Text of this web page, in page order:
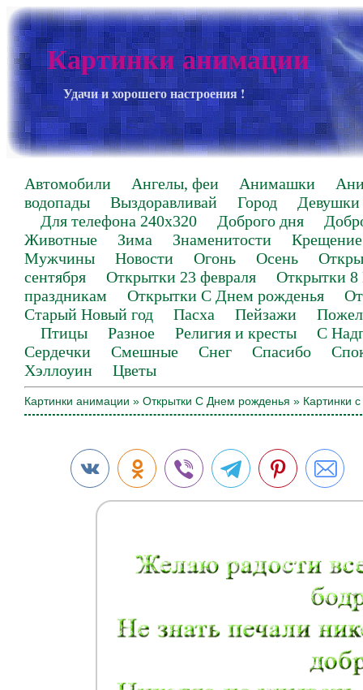
Картинки анимации
Удачи и хорошего настроения !
Автомобили Ангелы, феи Анимашки
водопады
Выздоравливай Город
Девушки
Для телефона 240х320
Доброго дня
Животные
Зима Знаменитости
Крещение
Мужчины
Новости Огонь Осень
сентября
Открытки 23 февраля
Открытки 8
праздникам
Открытки С Днем рожденья
Старый Новый год
Пасха Пейзажи
Птицы
Разное Религия и кресты
С
Сердечки
Смешные Снег Спасибо
Хэллоуин
Цветы
Картинки анимации » Открытки С Днем рожденья » Картинки